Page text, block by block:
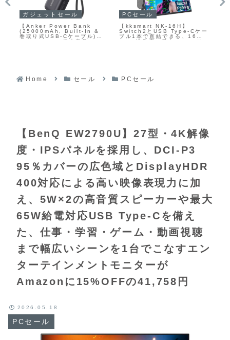
PCセール
【ASUS ROG Strix
XG259CS-J】24.5型フル
HD解像度のFast IPSパネル
を採用し、最大180Hzの高リ
PCセール
【Dell SE2426HG】23.8
型フルHD解像度のFast IPS
パネルと240Hzリフレッシュ
レートを組み合わせた高コス
Home セール PCセール
【BenQ EW2790U】27型・4K解像
度・IPSパネルを採用し、DCI-P3
95％カバーの広色域とDisplayHDR
400対応による高い映像表現力に加
え、5W×2の高音質スピーカーや最大
65W給電対応USB Type-Cを備え
た、仕事・学習・ゲーム・動画視聴
まで幅広いシーンを1台でこなすエン
ターテインメントモニターが
Amazonに15%OFFの41,758円
PCセール
2026.05.18